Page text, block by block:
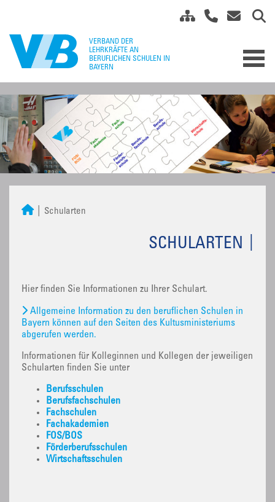
Schularten
SCHULARTEN
Hier finden Sie Informationen zu Ihrer Schulart.
Allgemeine Information zu den beruflichen Schulen in
Bayern können auf den Seiten des Kultusministeriums
abgerufen werden.
Informationen für Kolleginnen und Kollegen der jeweiligen
Schularten finden Sie unter
Berufsschulen
Berufsfachschulen
Fachschulen
Fachakademien
FOS/BOS
Förderberufsschulen
Wirtschaftsschulen